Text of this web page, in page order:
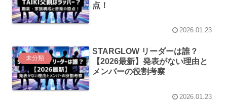
点！
2026.01.23
未分類
STARGLOW リーダーは誰？
【2026最新】発表がない理由と
メンバーの役割考察
2026.01.23